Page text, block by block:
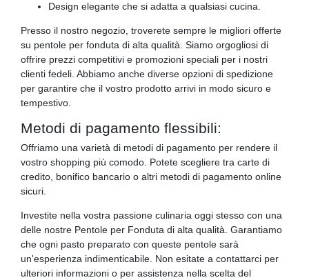
Design elegante che si adatta a qualsiasi cucina.
Presso il nostro negozio, troverete sempre le migliori offerte
su pentole per fonduta di alta qualità. Siamo orgogliosi di
offrire prezzi competitivi e promozioni speciali per i nostri
clienti fedeli. Abbiamo anche diverse opzioni di spedizione
per garantire che il vostro prodotto arrivi in modo sicuro e
tempestivo.
Metodi di pagamento flessibili:
Offriamo una varietà di metodi di pagamento per rendere il
vostro shopping più comodo. Potete scegliere tra carte di
credito, bonifico bancario o altri metodi di pagamento online
sicuri.
Investite nella vostra passione culinaria oggi stesso con una
delle nostre Pentole per Fonduta di alta qualità. Garantiamo
che ogni pasto preparato con queste pentole sarà
un'esperienza indimenticabile. Non esitate a contattarci per
ulteriori informazioni o per assistenza nella scelta del